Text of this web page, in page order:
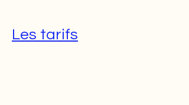
Les tarifs